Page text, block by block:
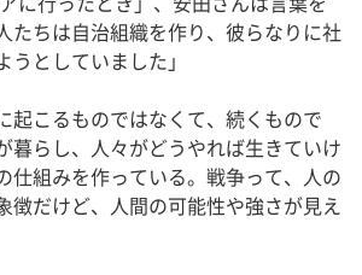
たちは自治組織を作り、彼らなりに社
としていました」
起こるものではなくて、続くもので
暮らし、人々がどうやれば生きていけ
仕組みを作っている。戦争って、人の
徴だけど、人間の可能性や強さが見え